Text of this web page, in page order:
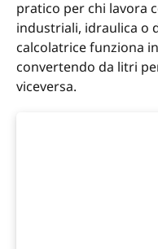
pratico per chi lavora
industriali, idraulica o
calcolatrice funziona
convertendo da litri
viceversa.